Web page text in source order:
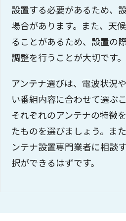
設置する必要があるため、
場合があります。また、天
ることがあるため、設置の
調整を行うことが大切です。
アンテナ選びは、電波状況
い番組内容に合わせて選ぶ
それぞれのアンテナの特徴
たものを選びましょう。ま
ンテナ設置専門業者に相談
択ができるはずです。